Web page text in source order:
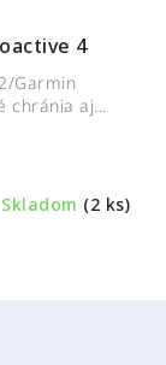
4
Skladom (2 ks)
Garmin
aj...